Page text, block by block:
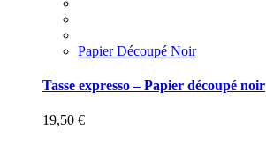
Papier Découpé Noir
Tasse expresso – Papier découpé noir
19,50 €